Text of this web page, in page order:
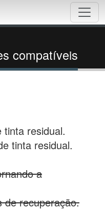
compatíveis
residual.
tinta residual.
a
de recuperação.